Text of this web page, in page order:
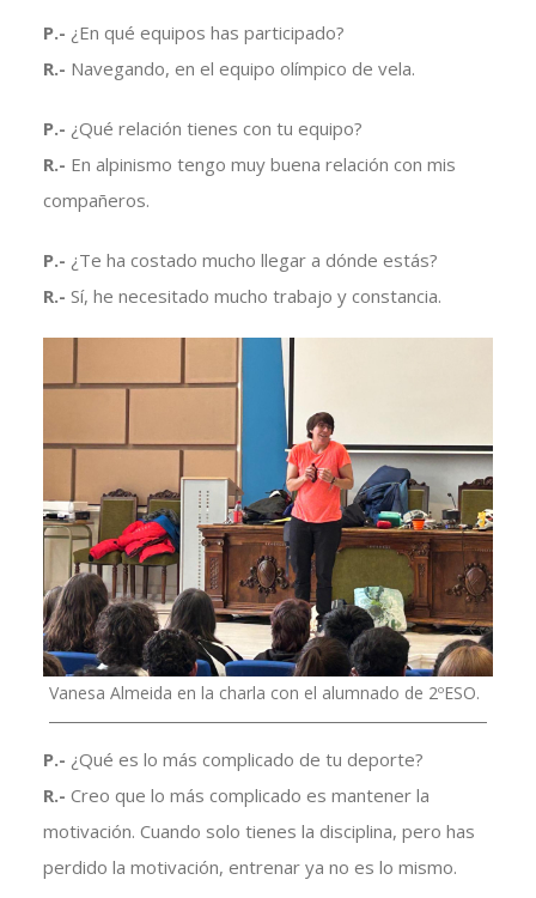
P.- ¿En qué equipos has participado?
R.- Navegando, en el equipo olímpico de vela.
P.- ¿Qué relación tienes con tu equipo?
R.- En alpinismo tengo muy buena relación con mis
compañeros.
P.- ¿Te ha costado mucho llegar a dónde estás?
R.- Sí, he necesitado mucho trabajo y constancia.
Vanesa Almeida en la charla con el alumnado de 2ºESO.
P.- ¿Qué es lo más complicado de tu deporte?
R.- Creo que lo más complicado es mantener la
motivación. Cuando solo tienes la disciplina, pero has
perdido la motivación, entrenar ya no es lo mismo.